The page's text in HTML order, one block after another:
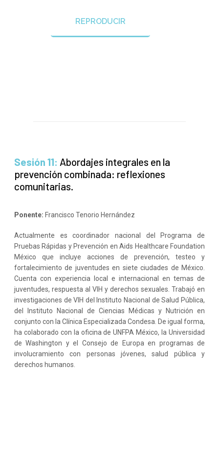
REPRODUCIR
Sesión 11: Abordajes integrales en la
prevención combinada: reflexiones
comunitarias.
Ponente: Francisco Tenorio Hernández
Actualmente es coordinador nacional del Programa de
Pruebas Rápidas y Prevención en Aids Healthcare Foundation
México que incluye acciones de prevención, testeo y
fortalecimiento de juventudes en siete ciudades de México.
Cuenta con experiencia local e internacional en temas de
juventudes, respuesta al VIH y derechos sexuales. Trabajó en
investigaciones de VIH del Instituto Nacional de Salud Pública,
del Instituto Nacional de Ciencias Médicas y Nutrición en
conjunto con la Clínica Especializada Condesa. De igual forma,
ha colaborado con la oficina de UNFPA México, la Universidad
de Washington y el Consejo de Europa en programas de
involucramiento con personas jóvenes, salud pública y
derechos humanos.